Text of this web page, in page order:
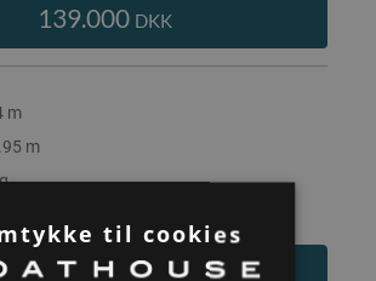
139.000 DKK
m
m
Læs mere
til cookies